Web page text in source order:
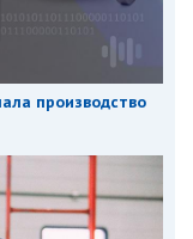
производство